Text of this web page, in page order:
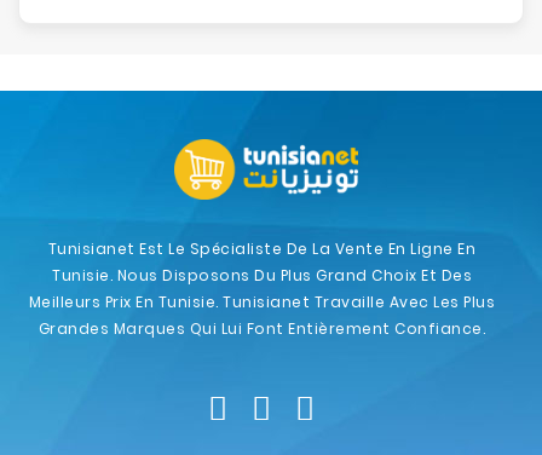
Tunisianet Est Le Spécialiste De La Vente En Ligne En
Tunisie. Nous Disposons Du Plus Grand Choix Et Des
Meilleurs Prix En Tunisie. Tunisianet Travaille Avec Les Plus
Grandes Marques Qui Lui Font Entièrement Confiance.